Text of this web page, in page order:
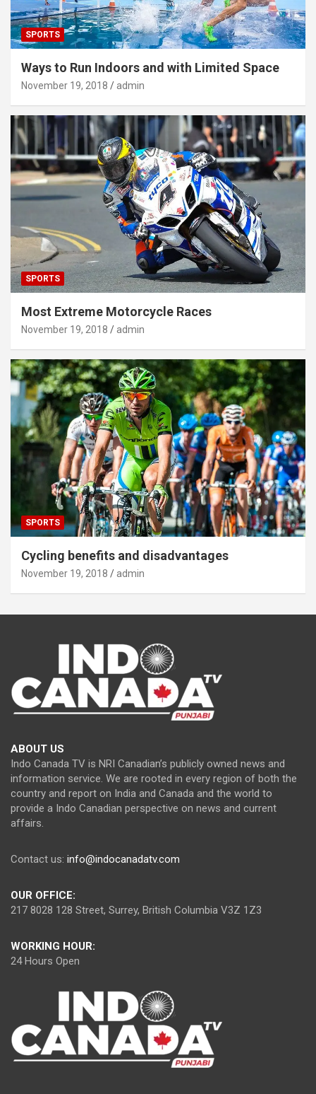
SPORTS
Ways to Run Indoors and with Limited Space
November 19, 2018 admin
SPORTS
Most Extreme Motorcycle Races
November 19, 2018 admin
SPORTS
Cycling benefits and disadvantages
November 19, 2018 admin
ABOUT US
Indo Canada TV is NRI Canadian’s publicly owned news and
information service. We are rooted in every region of both the
country and report on India and Canada and the world to
provide a Indo Canadian perspective on news and current
affairs.
Contact us: info@indocanadatv.com
OUR OFFICE:
217 8028 128 Street, Surrey, British Columbia V3Z 1Z3
WORKING HOUR:
24 Hours Open